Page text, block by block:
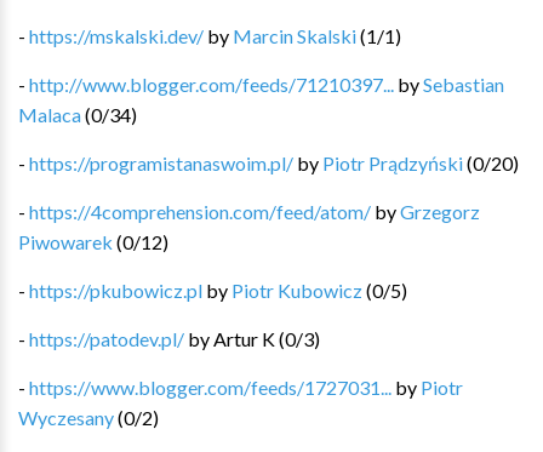
- https://mskalski.dev/ by Marcin Skalski(1/1)
- http://www.blogger.com/feeds/71210397... bySebastian
Malaca(0/34)
- https://programistanaswoim.pl/ by Piotr Prądzyński(0/20)
- https://4comprehension.com/feed/atom/ byGrzegorz
Piwowarek (0/12)
- https://pkubowicz.pl by Piotr Kubowicz(0/5)
- https://patodev.pl/ by Artur K(0/3)
- https://www.blogger.com/feeds/1727031... by Piotr
Wyczesany(0/2)